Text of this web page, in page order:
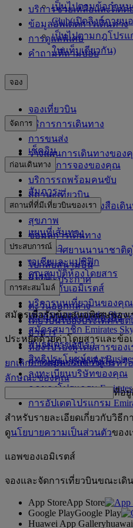
เป็นไปตามข้อกำหน
Club(เปิดลิงก์ภายน
เป็นไปตามกฎโปรแก
ในแท็บเดียวกัน)
บริการช่วยเหลือและติดต่
ข้อมูลอัพเดตการเดินทาง
การดูแลพิเศษ
คำถามที่ถามบ่อย
จอง
จองเที่ยวบิน
บริการการเดินทาง
การขนส่ง
วางแผนการเดินทางของ
จัดการ
เช็คอิน
จัดการการจองของคุณ
บริการรถพร้อมคนขับ
สถานะเที่ยวบิน
ก่อนเดินทาง
สัมภาระ
ข้อมูลวีซ่าและหนังสือเดิน
สุขภาพ
ข้อมูลการเดินทาง
ท่าอากาศยานนานาชาติดู
ไปกลับสนามบิน
กฎและประกาศ
สถานที่ที่มีเที่ยวบินของเรา
แผนที่เส้นทาง
แอฟริกา
เอเชียและแปซิฟิก
ยุโรป
อเมริกา
ตะวันออกกลาง
เที่ยวบินไปยังประเทศ/เข
ประสบการณ์
คุณสมบัติห้องโดยสาร
ช้อปปิ้งกับเอมิเรตส์
บริการบนเที่ยวบินของคุณ
ความบันเทิงบนเที่ยวบิน
อาหาร
ห้องรับรองผู้โดยสารของเ
การหยุดแวะพักที่ดูไบ
การสะสมไมล์
เข้าสู่ระบบ Emirates
สมัครสมาชิก Emirates
พันธมิตรของเรา
สิทธิประโยชน์ของ
ลงทะเบียนบริษัทของคุณ
กฎของโปรแกรม Emirates
การอัปเดตโปรแกรม
สมัครเพื่อรับข้อเสนอพิเศษของเ
ประหยัดด้วยค่าโดยสารและข้อ
ยกเลิกการสมัครรับข่าวสารหรื
ลักษณะของคุณ
ที่อยู่
สำหรับรายละเอียดเกี่ยวกับวิธี
ดูนโยบายความเป็นส่วนตัวของ
แอพของเอมิเรตส์
จองและจัดการเที่ยวบินขณะเดิ
App StoreApp Store
Google PlayGoogle Play
Huawei App Gallery